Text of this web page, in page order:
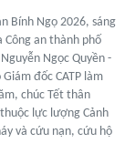
Bính Ngọ 2026, sáng
an thành phố
Ngọc Quyền -
đốc CATP làm
chúc Tết thân
lực lượng Cảnh
và cứu nạn, cứu hộ